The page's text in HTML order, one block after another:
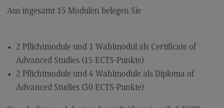
Aus ingesamt 15 Modulen belegen Sie
2 Pflichtmodule und 1 Wahlmodul als Certificate of
Advanced Studies (15 ECTS-Punkte)
2 Pflichtmodule und 4 Wahlmodule als Diploma of
Advanced Studies (30 ECTS-Punkte)